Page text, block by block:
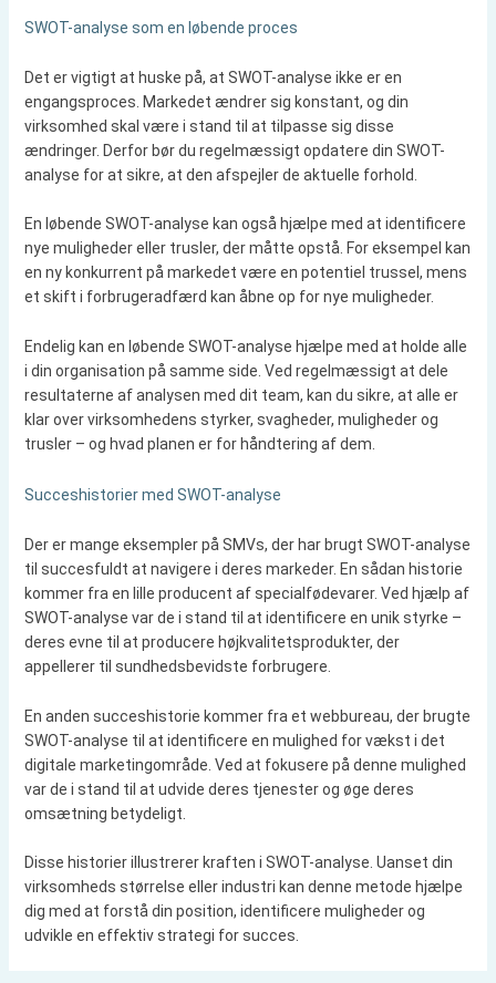
SWOT-analyse som en løbende proces
Det er vigtigt at huske på, at SWOT-analyse ikke er en
engangsproces. Markedet ændrer sig konstant, og din
virksomhed skal være i stand til at tilpasse sig disse
ændringer. Derfor bør du regelmæssigt opdatere din SWOT-
analyse for at sikre, at den afspejler de aktuelle forhold.
En løbende SWOT-analyse kan også hjælpe med at identificere
nye muligheder eller trusler, der måtte opstå. For eksempel kan
en ny konkurrent på markedet være en potentiel trussel, mens
et skift i forbrugeradfærd kan åbne op for nye muligheder.
Endelig kan en løbende SWOT-analyse hjælpe med at holde alle
i din organisation på samme side. Ved regelmæssigt at dele
resultaterne af analysen med dit team, kan du sikre, at alle er
klar over virksomhedens styrker, svagheder, muligheder og
trusler – og hvad planen er for håndtering af dem.
Succeshistorier med SWOT-analyse
Der er mange eksempler på SMVs, der har brugt SWOT-analyse
til succesfuldt at navigere i deres markeder. En sådan historie
kommer fra en lille producent af specialfødevarer. Ved hjælp af
SWOT-analyse var de i stand til at identificere en unik styrke –
deres evne til at producere højkvalitetsprodukter, der
appellerer til sundhedsbevidste forbrugere.
En anden succeshistorie kommer fra et webbureau, der brugte
SWOT-analyse til at identificere en mulighed for vækst i det
digitale marketingområde. Ved at fokusere på denne mulighed
var de i stand til at udvide deres tjenester og øge deres
omsætning betydeligt.
Disse historier illustrerer kraften i SWOT-analyse. Uanset din
virksomheds størrelse eller industri kan denne metode hjælpe
dig med at forstå din position, identificere muligheder og
udvikle en effektiv strategi for succes.